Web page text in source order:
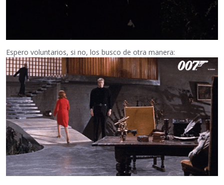
Espero voluntarios, si no, los busco de otra manera: